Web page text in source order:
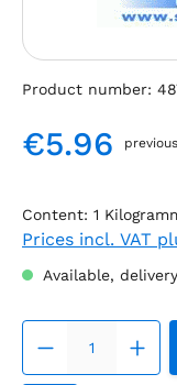
Product number:
Regular price:
€5.96
Content: 1
Prices incl. VAT
Available,